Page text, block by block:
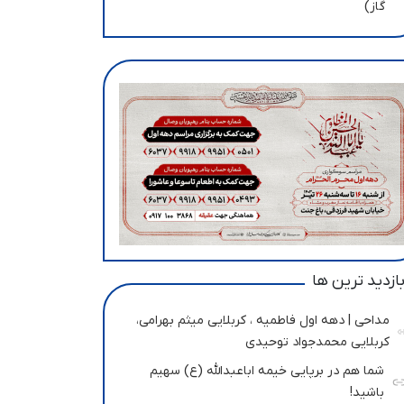
گاز)
ترین ها
مداحی | دهه اول فاطمیه ، کربلایی میثم بهرامی،
کربلایی محمدجواد توحیدی
شما هم در برپایی خیمه اباعبدالله (ع) سهیم
باشید!